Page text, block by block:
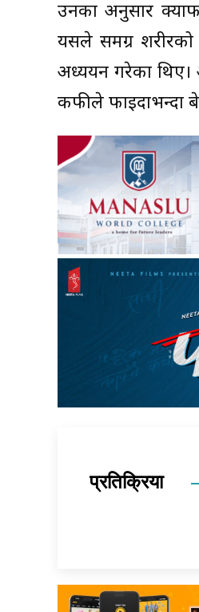
उनका अनुसार
यसले समग्र शरीरको
अध्ययन गरेका थिए।
कफीले फाइदाभन्दा
प्रतिक्रिया